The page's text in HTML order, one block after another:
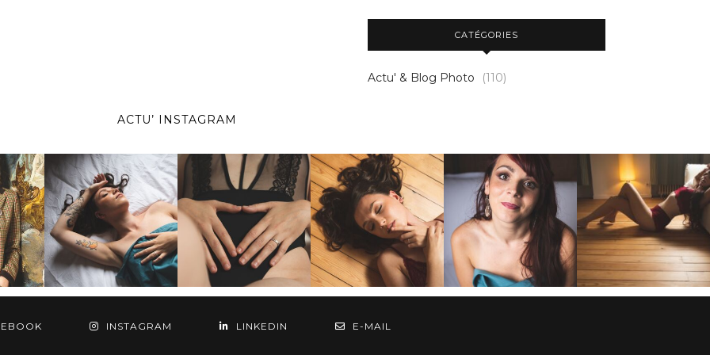
CATÉGORIES
Actu' & Blog Photo (110)
ACTU’ INSTAGRAM
INSTAGRAM LINKEDIN E-MAIL